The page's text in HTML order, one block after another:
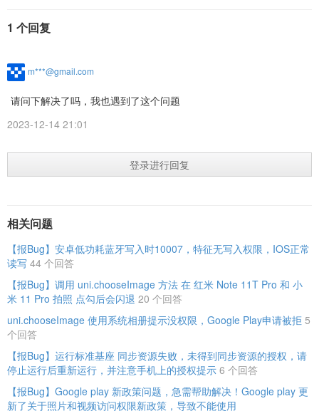
1 个回复
m***@gmail.com
请问下解决了吗，我也遇到了这个问题
2023-12-14 21:01
登录进行回复
相关问题
【报Bug】安卓低功耗蓝牙写入时10007，特征无写入权限，IOS正常
读写 44 个回答
【报Bug】调用 uni.chooseImage 方法 在 红米 Note 11T Pro 和 小
米 11 Pro 拍照 点勾后会闪退 20 个回答
uni.chooseImage 使用系统相册提示没权限，Google Play申请被拒 5
个回答
【报Bug】运行标准基座 同步资源失败，未得到同步资源的授权，请
停止运行后重新运行，并注意手机上的授权提示 6 个回答
【报Bug】Google play 新政策问题，急需帮助解决！Google play 更
新了关于照片和视频访问权限新政策，导致不能使用